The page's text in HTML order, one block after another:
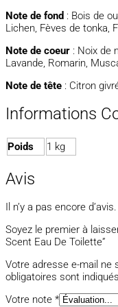
Note de fond : Bois de
Lichen, Fèves de tonka,
Note de coeur : Noix de
Lavande, Romarin,
Note de tête : Citron
Informations
Poids 1 kg
Avis
Il n’y a pas encore d’avis.
Soyez le premier à
Scent Eau De Toilette”
Votre adresse e-mail ne
obligatoires sont
Votre note *